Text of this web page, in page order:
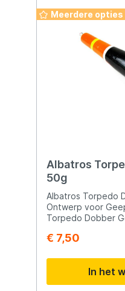
Meerdere opties
Albatros
50g
Albatros Torpedo
Ontwerp voor Geepvissen
Torpedo Dobber
functionaliteit,
geep. Hier zijn de
robuuste dobber: Kenmerken:
Onverbrekelijke
€ 7,50
In het